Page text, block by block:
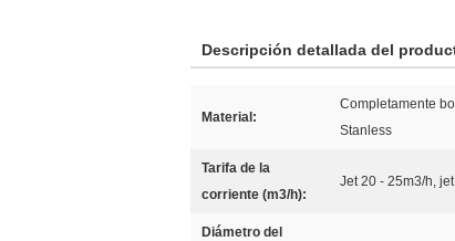
Descripción detallada del
Material:
Completamente
Stanless
Tarifa de la
corriente (m3/h):
Jet 20 - 25m3/h,
Diámetro del